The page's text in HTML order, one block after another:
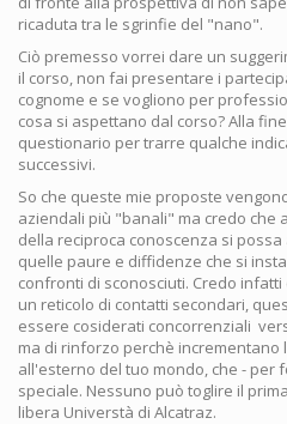
ricaduta tra le sgrinfie del "nano".
Ciò premesso vorrei dare un
il corso, non fai presentare i
cognome e se vogliono per
cosa si aspettano dal corso? Alla
questionario per trarre qualche
successivi.
So che queste mie proposte
aziendali più "banali" ma credo che
della reciproca conoscenza si
quelle paure e diffidenze che si
confronti di sconosciuti. Credo
un reticolo di contatti secondari,
essere cosiderati concorrenziali
ma di rinforzo perchè incrementano
all'esterno del tuo mondo, che - per
speciale. Nessuno può toglire il
libera Universtà di Alcatraz.